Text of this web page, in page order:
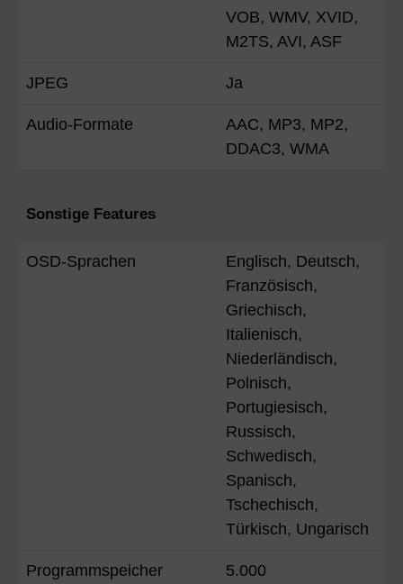
VOB, WMV, XVID,
M2TS, AVI, ASF
JPEG Ja
Audio-Formate
AAC, MP3, MP2,
DDAC3, WMA
Sonstige Features
OSD-Sprachen
Englisch, Deutsch,
Französisch,
Griechisch,
Italienisch,
Niederländisch,
Polnisch,
Portugiesisch,
Russisch,
Schwedisch,
Spanisch,
Tschechisch,
Türkisch, Ungarisch
Programmspeicher
5.000